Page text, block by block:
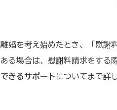
離婚を考え始めたとき、「慰謝
ある場合は、慰謝料請求をする
できるサポート についてまで詳